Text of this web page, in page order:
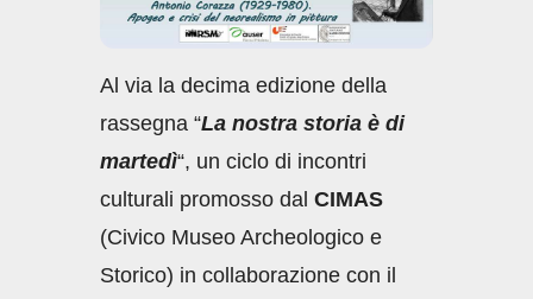
Al via la decima edizione della
rassegna “La nostra storia è di
martedì“, un ciclo di incontri
culturali promosso dal CIMAS
(Civico Museo Archeologico e
Storico) in collaborazione con il